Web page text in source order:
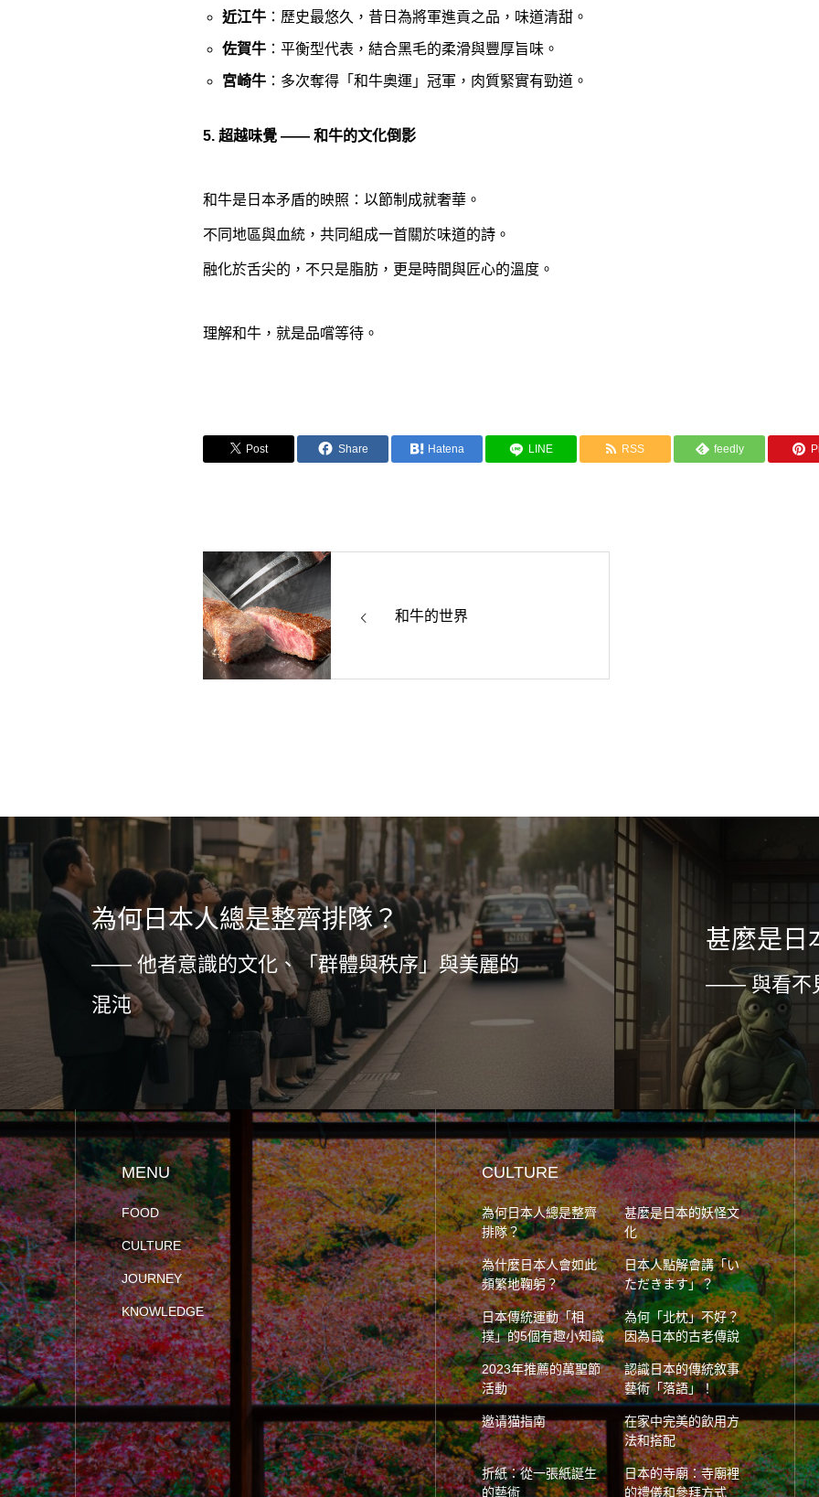
近江牛：歷史最悠久，昔日為將軍進貢之品，味道清甜。
佐賀牛：平衡型代表，結合黑毛的柔滑與豐厚旨味。
宮崎牛：多次奪得「和牛奧運」冠軍，肉質緊實有勁道。
5. 超越味覺 —— 和牛的文化倒影
和牛是日本矛盾的映照：以節制成就奢華。
不同地區與血統，共同組成一首關於味道的詩。
融化於舌尖的，不只是脂肪，更是時間與匠心的溫度。
理解和牛，就是品嚐等待。
Post Share Hatena LINE RSS feedly
和牛的世界
為何日本人總是整齊排隊？
—— 他者意識的文化、「群體與秩序」與美麗的
混沌
甚麼是日
—— 與看不
MENU
FOOD
CULTURE
JOURNEY
KNOWLEDGE
CULTURE
為何日本人總是整齊
排隊？
甚麼是日本的妖怪文
化
為什麼日本人會如此
頻繁地鞠躬？
日本人點解會講「い
ただきます」？
日本傳統運動「相
撲」的5個有趣小知識
為何「北枕」不好？
因為日本的古老傳說
2023年推薦的萬聖節
活動
認識日本的傳統敘事
藝術「落語」！
邀请猫指南
在家中完美的飲用方
法和搭配
折紙：從一張紙誕生
的藝術
日本的寺廟：寺廟裡
的禮儀和參拜方式